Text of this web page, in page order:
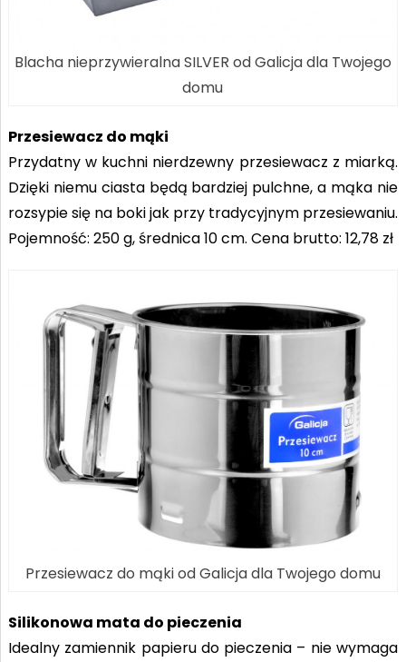
Blacha nieprzywieralna SILVER od Galicja dla Twojego
domu
Przesiewacz do mąki
Przydatny w kuchni nierdzewny przesiewacz z miarką.
Dzięki niemu ciasta będą bardziej pulchne, a mąka nie
rozsypie się na boki jak przy tradycyjnym przesiewaniu.
Pojemność: 250 g, średnica 10 cm. Cena brutto: 12,78 zł
Przesiewacz do mąki od Galicja dla Twojego domu
Silikonowa mata do pieczenia
Idealny zamiennik papieru do pieczenia – nie wymaga